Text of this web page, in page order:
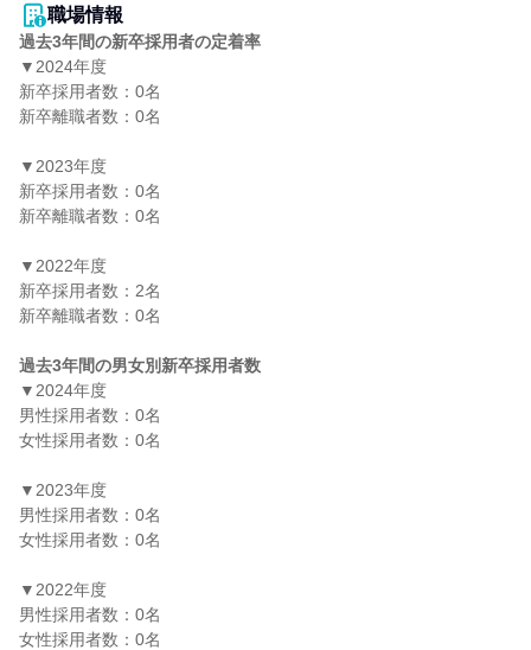
職場情報
過去3年間の新卒採用者の定着率
▼2024年度
新卒採用者数：0名
新卒離職者数：0名
▼2023年度
新卒採用者数：0名
新卒離職者数：0名
▼2022年度
新卒採用者数：2名
新卒離職者数：0名
過去3年間の男女別新卒採用者数
▼2024年度
男性採用者数：0名
女性採用者数：0名
▼2023年度
男性採用者数：0名
女性採用者数：0名
▼2022年度
男性採用者数：0名
女性採用者数：0名